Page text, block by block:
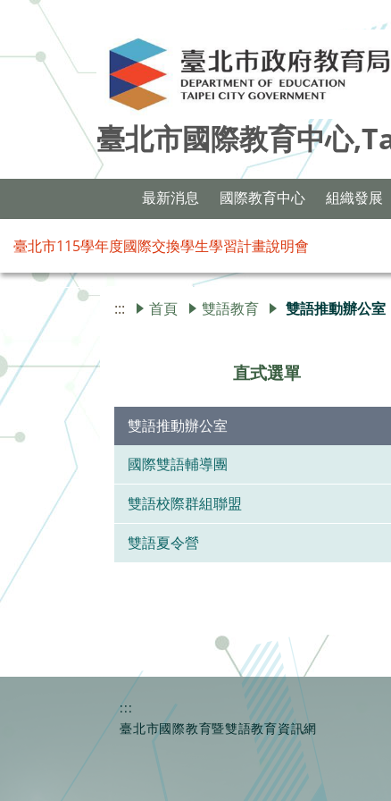
臺北市國際教育中心
最新消息 國際教育中心 組織發展
臺北市115學年度國際交換學生學習計畫說明會
::: 首頁 雙語教育 雙語推動辦公室
直式選單
雙語推動辦公室
國際雙語輔導團
雙語校際群組聯盟
雙語夏令營
:::
臺北市國際教育暨雙語教育資訊網